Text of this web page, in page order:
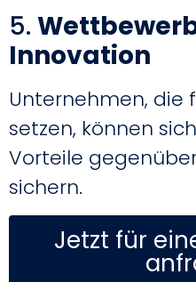
5.
Innovation
Unternehmen, die
setzen, können
Vorteile
sichern.
Jetzt für